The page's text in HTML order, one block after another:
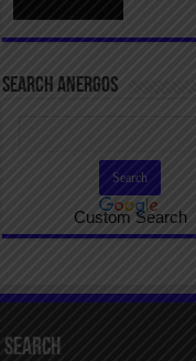
SEARCH ANERGOS
Custom Search
Search